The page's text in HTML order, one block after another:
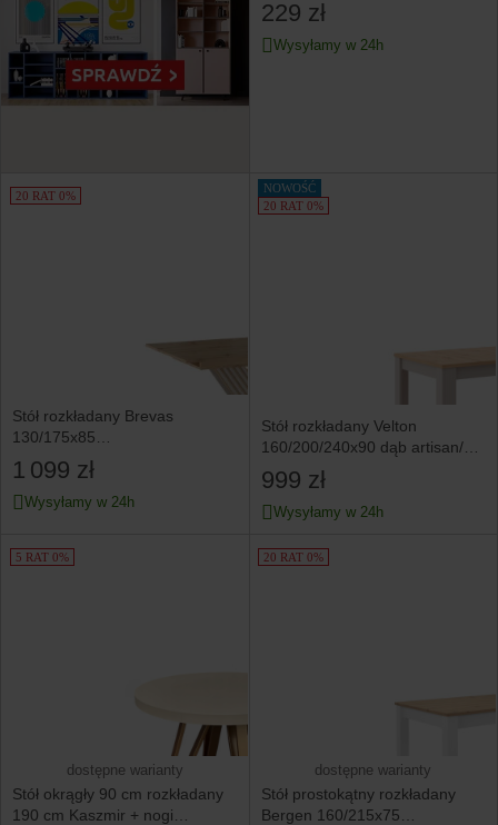
229 zł
Wysyłamy w 24h
20 RAT 0%
Stół rozkładany Brevas
130/175x85
dąb artisan/kaszmir
1 099 zł
Wysyłamy w 24h
NOWOŚĆ
20 RAT 0%
Stół rozkładany Velton
160/200/240x90 dąb artisan/uni
kaszmir
999 zł
Wysyłamy w 24h
5 RAT 0%
dostępne warianty
Stół okrągły 90 cm rozkładany
190 cm Kaszmir + nogi
20 RAT 0%
dostępne warianty
Stół prostokątny rozkładany
Bergen 160/215x75